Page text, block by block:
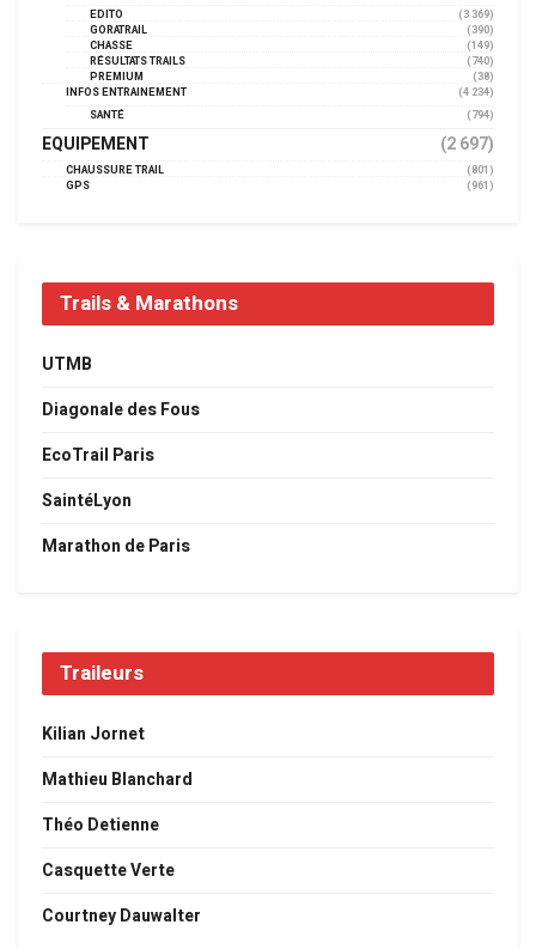
EDITO
(3 369)
GORATRAIL
(390)
CHASSE
(149)
RÉSULTATS TRAILS
(740)
PREMIUM
(38)
INFOS ENTRAINEMENT
(4 234)
SANTÉ
(794)
EQUIPEMENT (2 697)
CHAUSSURE TRAIL
(801)
GPS
(961)
Trails & Marathons
UTMB
Diagonale des Fous
EcoTrail Paris
SaintéLyon
Marathon de Paris
Traileurs
Kilian Jornet
Mathieu Blanchard
Théo Detienne
Casquette Verte
Courtney Dauwalter